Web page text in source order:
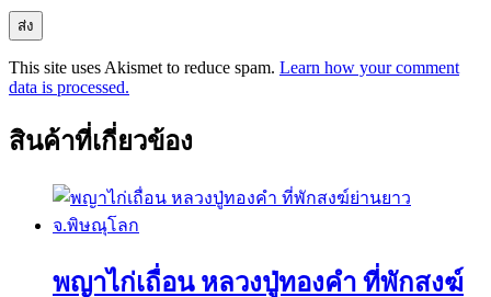
This site uses Akismet to reduce spam. Learn how your comment
data is processed.
สินค้าที่เกี่ยวข้อง
พญาไก่เถื่อน หลวงปู่ทองคำ ที่พักสงฆ์